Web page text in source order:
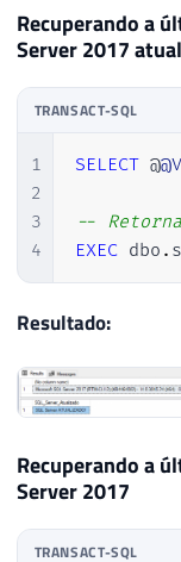
28
29
30
31
37
38
39
40
41
42
44
SET
EXEC
Recuperando a
Server 2017
TRANSACT-SQL
1
2
3
4
SELECT @
--
EXEC dbo .
Resultado:
Recuperando a
Server 2017
TRANSACT-SQL